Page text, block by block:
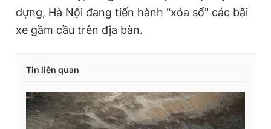
dựng, Hà Nội đang tiến hành "xóa sổ" các bãi
xe gầm cầu trên địa bàn.
Tin liên quan